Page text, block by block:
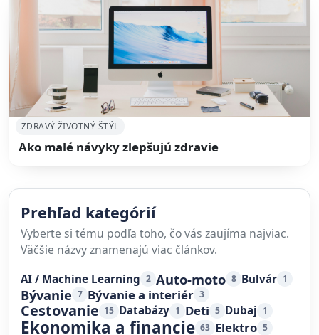
ZDRAVÝ ŽIVOTNÝ ŠTÝL
Ako malé návyky zlepšujú zdravie
Prehľad kategórií
Vyberte si tému podľa toho, čo vás zaujíma najviac.
Väčšie názvy znamenajú viac článkov.
AI / Machine Learning 2 Auto-moto 8 Bulvár 1
Bývanie 7 Bývanie a interiér 3
Cestovanie 15 Databázy 1 Deti 5 Dubaj 1
Ekonomika a financie 63 Elektro 5